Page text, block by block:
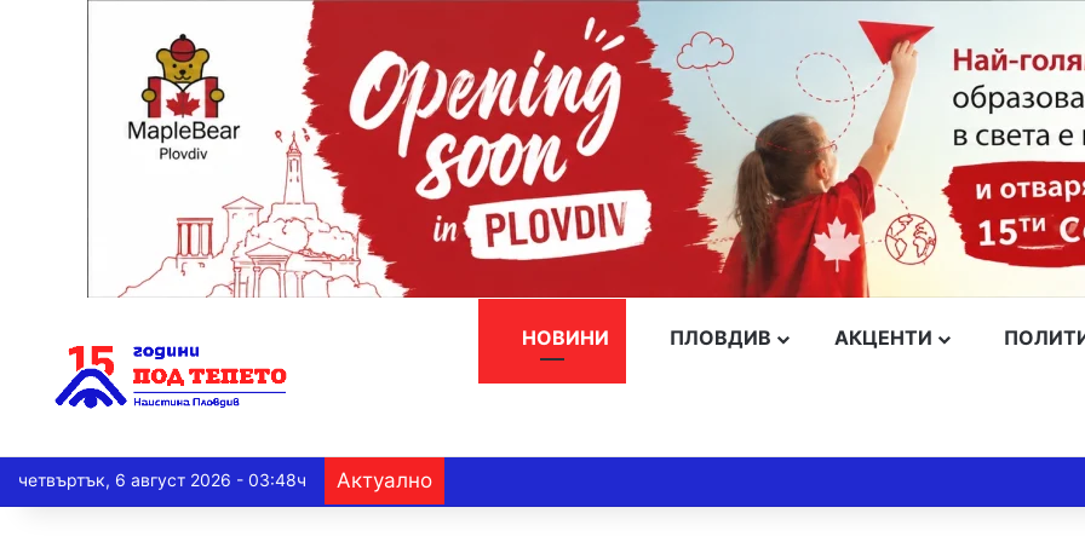
НОВИНИ ПЛОВДИВ АКЦЕНТИ
четвъртък, 6 август 2026 - 03:48ч Актуално